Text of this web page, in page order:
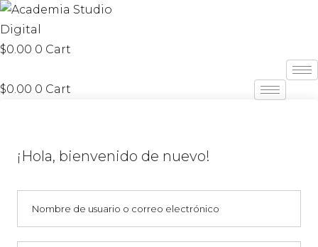
$0.00 0 Cart
$0.00 0 Cart
¡Hola, bienvenido de nuevo!